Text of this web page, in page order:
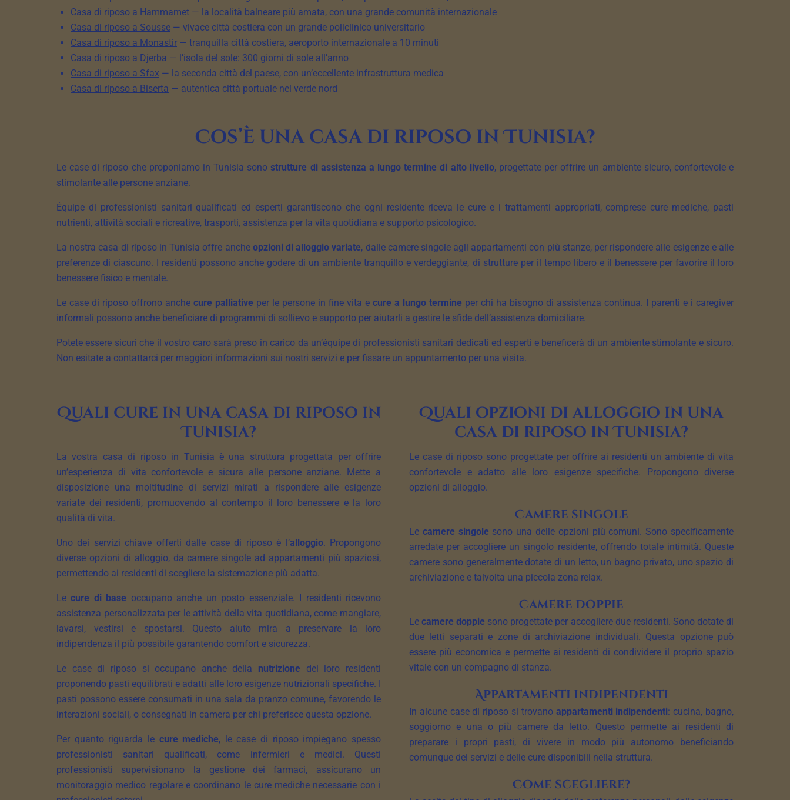
Casa di riposo a Hammamet — la località balneare più amata, con una grande comunità internazionale
Casa di riposo a Sousse — vivace città costiera con un grande policlinico universitario
Casa di riposo a Monastir — tranquilla città costiera, aeroporto internazionale a 10 minuti
Casa di riposo a Djerba — l’isola del sole: 300 giorni di sole all’anno
Casa di riposo a Sfax — la seconda città del paese, con un’eccellente infrastruttura medica
Casa di riposo a Biserta — autentica città portuale nel verde nord
Cos’è una casa di riposo in Tunisia?
Le case di riposo che proponiamo in Tunisia sonostrutture di assistenza a lungo termine di alto livello, progettate per offrire un ambiente sicuro, confortevole e
stimolante alle persone anziane.
Équipe di professionisti sanitari qualificati ed esperti garantiscono che ogni residente riceva le cure e i trattamenti appropriati, comprese cure mediche, pasti
nutrienti, attività sociali e ricreative, trasporti, assistenza per la vita quotidiana e supporto psicologico.
La nostra casa di riposo in Tunisia offre anche opzioni di alloggio variate, dalle camere singole agli appartamenti con più stanze, per rispondere alle esigenze e alle
preferenze di ciascuno. I residenti possono anche godere di un ambiente tranquillo e verdeggiante, di strutture per il tempo libero e il benessere per favorire il loro
benessere fisico e mentale.
Le case di riposo offrono anche cure palliative per le persone in fine vita e cure a lungo termine per chi ha bisogno di assistenza continua. I parenti e i caregiver
informali possono anche beneficiare di programmi di sollievo e supporto per aiutarli a gestire le sfide dell’assistenza domiciliare.
Potete essere sicuri che il vostro caro sarà preso in carico da un’équipe di professionisti sanitari dedicati ed esperti e beneficerà di un ambiente stimolante e sicuro.
Non esitate a contattarci per maggiori informazioni sui nostri servizi e per fissare un appuntamento per una visita.
Quali cure in una casa di riposo in
Tunisia?
La vostra casa di riposo in Tunisia è una struttura progettata per offrire
un’esperienza di vita confortevole e sicura alle persone anziane. Mette a
disposizione una moltitudine di servizi mirati a rispondere alle esigenze
variate dei residenti, promuovendo al contempo il loro benessere e la loro
qualità di vita.
Uno dei servizi chiave offerti dalle case di riposo è l’alloggio. Propongono
diverse opzioni di alloggio, da camere singole ad appartamenti più spaziosi,
permettendo ai residenti di scegliere la sistemazione più adatta.
Lecure di base occupano anche un posto essenziale. I residenti ricevono
assistenza personalizzata per le attività della vita quotidiana, come mangiare,
lavarsi, vestirsi e spostarsi. Questo aiuto mira a preservare la loro
indipendenza il più possibile garantendo comfort e sicurezza.
Le case di riposo si occupano anche della nutrizione dei loro residenti
proponendo pasti equilibrati e adatti alle loro esigenze nutrizionali specifiche. I
pasti possono essere consumati in una sala da pranzo comune, favorendo le
interazioni sociali, o consegnati in camera per chi preferisce questa opzione.
Per quanto riguarda le cure mediche, le case di riposo impiegano spesso
professionisti sanitari qualificati, come infermieri e medici. Questi
professionisti supervisionano la gestione dei farmaci, assicurano un
monitoraggio medico regolare e coordinano le cure mediche necessarie con i
Quali opzioni di alloggio in una
casa di riposo in Tunisia?
Le case di riposo sono progettate per offrire ai residenti un ambiente di vita
confortevole e adatto alle loro esigenze specifiche. Propongono diverse
opzioni di alloggio.
Camere singole
Le camere singole sono una delle opzioni più comuni. Sono specificamente
arredate per accogliere un singolo residente, offrendo totale intimità. Queste
camere sono generalmente dotate di un letto, un bagno privato, uno spazio di
archiviazione e talvolta una piccola zona relax.
Camere doppie
Lecamere doppie sono progettate per accogliere due residenti. Sono dotate di
due letti separati e zone di archiviazione individuali. Questa opzione può
essere più economica e permette ai residenti di condividere il proprio spazio
vitale con un compagno di stanza.
Appartamenti indipendenti
In alcune case di riposo si trovano appartamenti indipendenti: cucina, bagno,
soggiorno e una o più camere da letto. Questo permette ai residenti di
preparare i propri pasti, di vivere in modo più autonomo beneficiando
comunque dei servizi e delle cure disponibili nella struttura.
Come scegliere?